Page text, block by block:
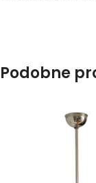
Podobne